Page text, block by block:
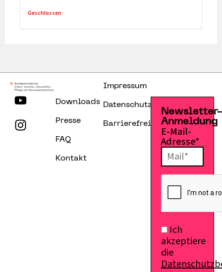
Geschlossen
Downloads
Presse
FAQ
Kontakt
Impressum
Datenschutzerklärung
Barrierefreiheitserklärung
Anmeldung
E-Mail-
Adresse*
Ich
akzeptiere
die